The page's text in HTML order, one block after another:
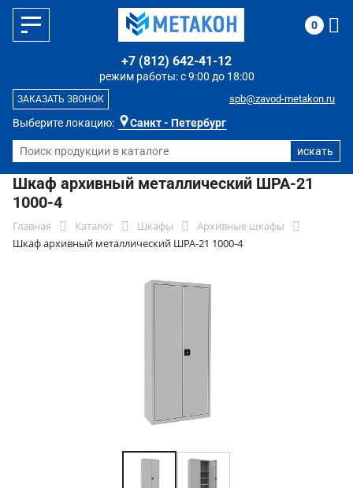
Выберите локацию: Санкт - Петербург
режим работы: с 9:00 до 18:00
+7 (812) 642-41-12
spb@zavod-metakon.ru
ЗАКАЗАТЬ ЗВОНОК
0
Шкаф архивный металлический ШРА-21
1000-4
Главная Каталог Шкафы
Архивные шкафы
Шкаф архивный металлический ШРА-21 1000-4